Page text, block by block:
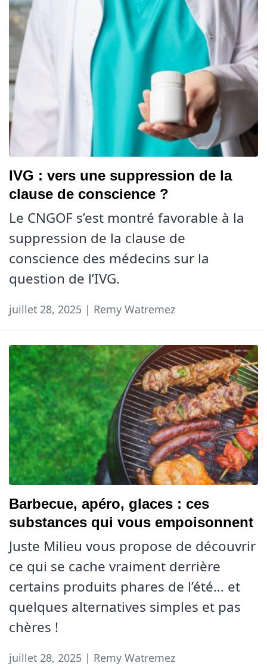
IVG : vers une suppression de la
clause de conscience ?
Le CNGOF s’est montré favorable à la
suppression de la clause de
conscience des médecins sur la
question de l’IVG.
juillet 28, 2025 | Remy Watremez
Barbecue, apéro, glaces : ces
substances qui vous empoisonnent
Juste Milieu vous propose de découvrir
ce qui se cache vraiment derrière
certains produits phares de l’été… et
quelques alternatives simples et pas
chères !
juillet 28, 2025 | Remy Watremez